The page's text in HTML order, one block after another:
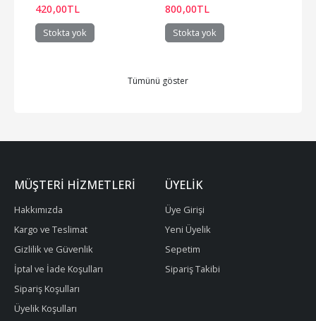
420,00TL
Stokta yok
800,00TL
Stokta yok
Tümünü göster
MÜŞTERI HIZMETLERI
Hakkımızda
Kargo ve Teslimat
Gizlilik ve Güvenlik
İptal ve İade Koşulları
Sipariş Koşulları
Üyelik Koşulları
ÜYELIK
Üye Girişi
Yeni Üyelik
Sepetim
Sipariş Takibi